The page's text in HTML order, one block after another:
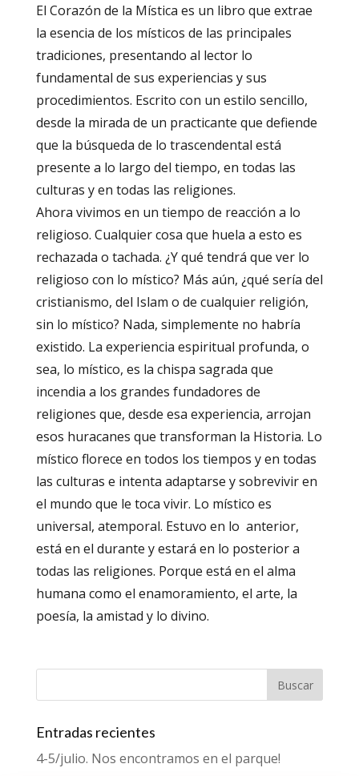
El Corazón de la Mística es un libro que extrae
la esencia de los místicos de las principales
tradiciones, presentando al lector lo
fundamental de sus experiencias y sus
procedimientos. Escrito con un estilo sencillo,
desde la mirada de un practicante que defiende
que la búsqueda de lo trascendental está
presente a lo largo del tiempo, en todas las
culturas y en todas las religiones.
Ahora vivimos en un tiempo de reacción a lo
religioso. Cualquier cosa que huela a esto es
rechazada o tachada. ¿Y qué tendrá que ver lo
religioso con lo místico? Más aún, ¿qué sería del
cristianismo, del Islam o de cualquier religión,
sin lo místico? Nada, simplemente no habría
existido. La experiencia espiritual profunda, o
sea, lo místico, es la chispa sagrada que
incendia a los grandes fundadores de
religiones que, desde esa experiencia, arrojan
esos huracanes que transforman la Historia. Lo
místico florece en todos los tiempos y en todas
las culturas e intenta adaptarse y sobrevivir en
el mundo que le toca vivir. Lo místico es
universal, atemporal. Estuvo en lo anterior,
está en el durante y estará en lo posterior a
todas las religiones. Porque está en el alma
humana como el enamoramiento, el arte, la
poesía, la amistad y lo divino.
Entradas recientes
4-5/julio. Nos encontramos en el parque!